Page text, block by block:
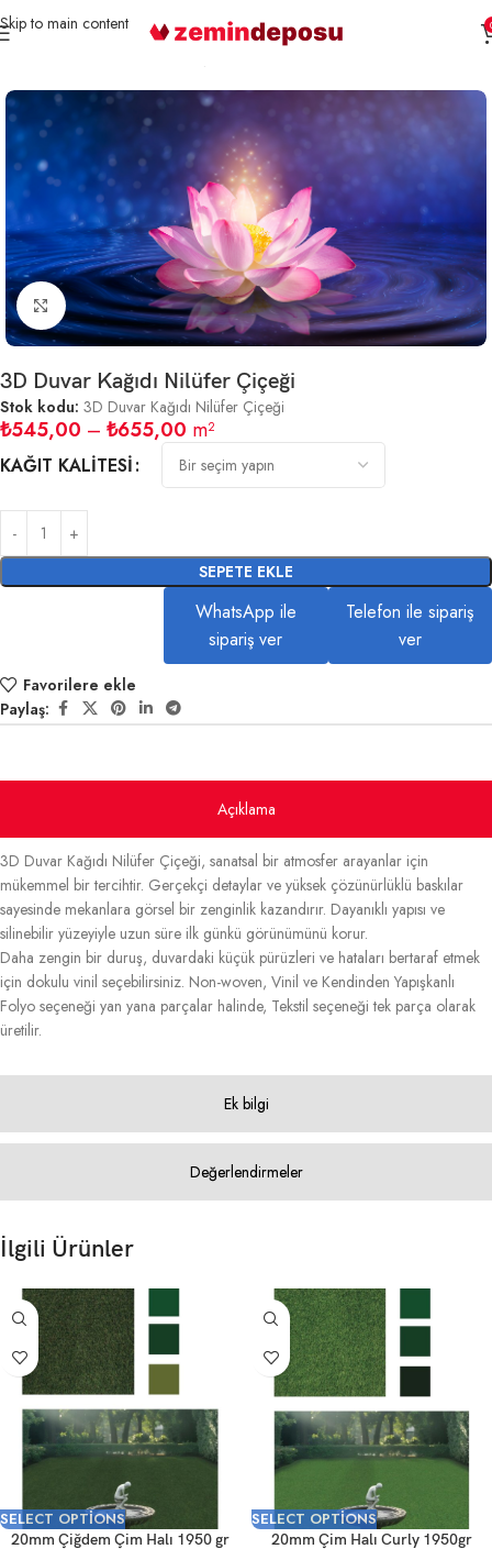
Skip to main content
Büyütmek için tıklayın
3D Duvar Kağıdı Nilüfer Çiçeği
Stok kodu: 3D Duvar Kağıdı Nilüfer Çiçeği
₺545,00 – ₺655,00 m²
KAĞIT KALITESI
SEPETE EKLE
WhatsApp ile
sipariş ver
Telefon ile sipariş
ver
Favorilere ekle
Paylaş:
Açıklama
Ek bilgi
Değerlendirmeler
3D Duvar Kağıdı Nilüfer Çiçeği, sanatsal bir atmosfer arayanlar için
mükemmel bir tercihtir. Gerçekçi detaylar ve yüksek çözünürlüklü baskılar
sayesinde mekanlara görsel bir zenginlik kazandırır. Dayanıklı yapısı ve
silinebilir yüzeyiyle uzun süre ilk günkü görünümünü korur.
Daha zengin bir duruş, duvardaki küçük pürüzleri ve hataları bertaraf etmek
için dokulu vinil seçebilirsiniz. Non-woven, Vinil ve Kendinden Yapışkanlı
Folyo seçeneği yan yana parçalar halinde, Tekstil seçeneği tek parça olarak
üretilir.
İlgili Ürünler
SELECT OPTIONS
20mm Çiğdem Çim Halı 1950 gr
SELECT OPTIONS
20mm Çim Halı Curly 1950gr